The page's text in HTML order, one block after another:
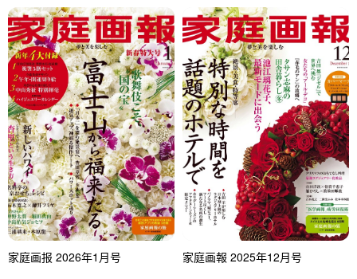
家庭画报 2026年1月号 家庭画報 2025年12月号